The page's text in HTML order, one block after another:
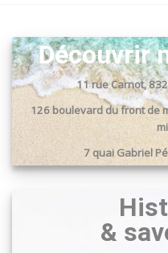
Découvrir
11 rue Carnot,
126 boulevard du front de
7 quai Gabriel
&